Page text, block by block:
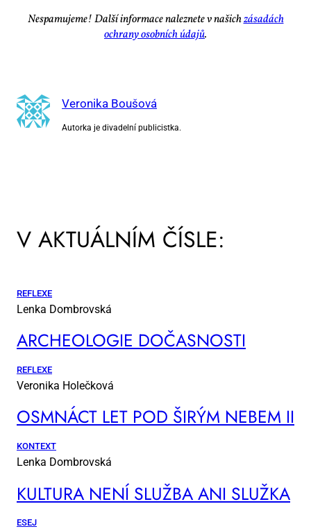
Ne­spa­mu­je­me! Dal­ší in­for­ma­ce na­lez­ne­te v na­šichzá­sa­dách
ochra­ny osob­ních úda­jů.
Veronika Boušová
Autorka je divadelní publicistka.
V AKTUÁLNÍM ČÍSLE:
REFLEXE
Lenka Dombrovská
AR­CHE­O­LO­GIE DO­ČAS­NOS­TI
REFLEXE
Veronika Holečková
OSM­NÁCT LET POD ŠI­RÝM NE­BEM II
KONTEXT
Lenka Dombrovská
KUL­TU­RA NE­NÍ SLUŽ­BA ANI SLUŽ­KA
ESEJ